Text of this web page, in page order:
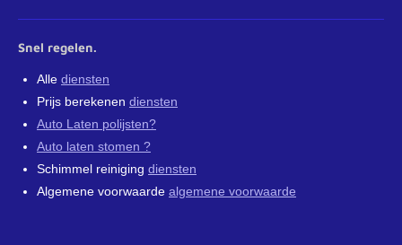
Snel regelen.
Alle diensten
Prijs berekenen diensten
Auto Laten polijsten?
Auto laten stomen ?
Schimmel reiniging diensten
Algemene voorwaarde algemene voorwaarde